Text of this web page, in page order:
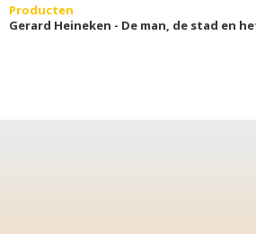
Producten
Gerard Heineken - De man, de stad en